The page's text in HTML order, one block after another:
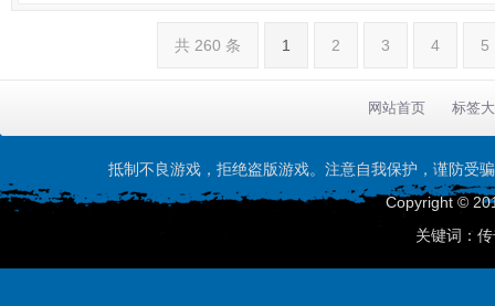
共 260 条 1 2 3 4 5
网站首页 标签
抵制不良游戏，拒绝盗版游戏。注意自我保护，谨防受
Copyright ©
关键词：